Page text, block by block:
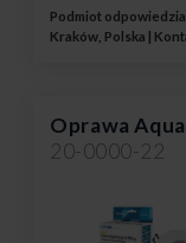
Podmiot
Kraków, Polska |
Oprawa
20-0000-22